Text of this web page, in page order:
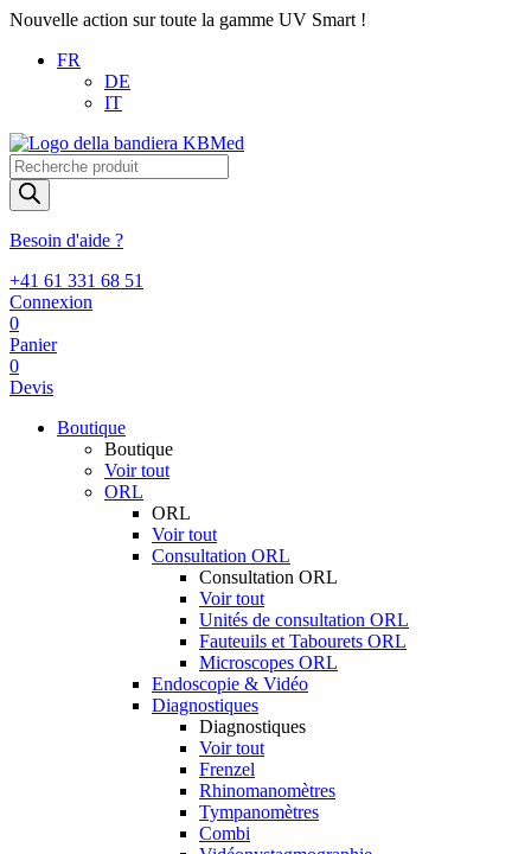
Nouvelle action sur toute la gamme UV Smart !
FR
DE
IT
Recherche
de
produits
Besoin d'aide ?
+41 61 331 68 51
Connexion
0
Panier
0
Devis
Boutique
Boutique
Voir tout
ORL
ORL
Voir tout
Consultation ORL
Consultation ORL
Voir tout
Unités de consultation ORL
Fauteuils et Tabourets ORL
Microscopes ORL
Endoscopie & Vidéo
Diagnostiques
Diagnostiques
Voir tout
Frenzel
Rhinomanomètres
Tympanomètres
Combi